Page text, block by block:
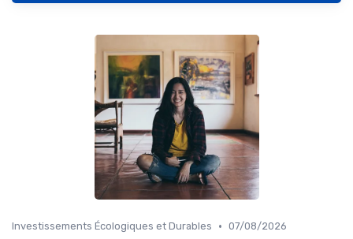
Investissements Écologiques et Durables • 07/08/2026